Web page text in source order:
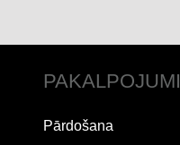
PAKALPOJUMI
Pārdošana